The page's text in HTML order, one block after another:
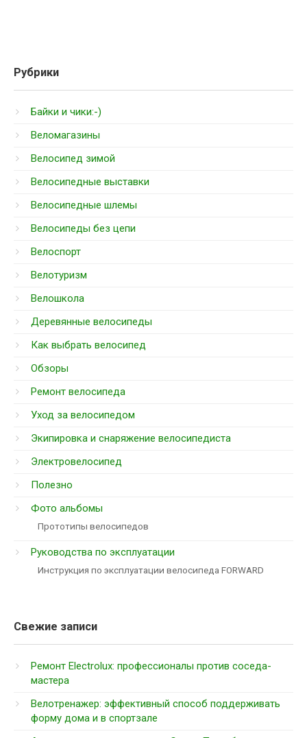
Рубрики
Байки и чики:-)
Веломагазины
Велосипед зимой
Велосипедные выставки
Велосипедные шлемы
Велосипеды без цепи
Велоспорт
Велотуризм
Велошкола
Деревянные велосипеды
Как выбрать велосипед
Обзоры
Ремонт велосипеда
Уход за велосипедом
Экипировка и снаряжение велосипедиста
Электровелосипед
Полезно
Фото альбомы
Прототипы велосипедов
Руководства по эксплуатации
Инструкция по эксплуатации велосипеда FORWARD
Свежие записи
Ремонт Electrolux: профессионалы против соседа-
мастера
Велотренажер: эффективный способ поддерживать
форму дома и в спортзале